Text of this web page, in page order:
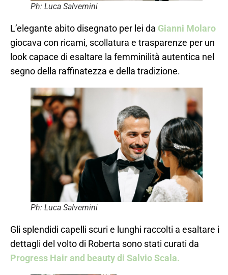
Ph: Luca Salvemini
L’elegante abito disegnato per lei da Gianni Molaro
giocava con ricami, scollatura e trasparenze per un
look capace di esaltare la femminilità autentica nel
segno della raffinatezza e della tradizione.
Ph: Luca Salvemini
Gli splendidi capelli scuri e lunghi raccolti a esaltare i
dettagli del volto di Roberta sono stati curati da
Progress Hair and beauty di Salvio Scala.